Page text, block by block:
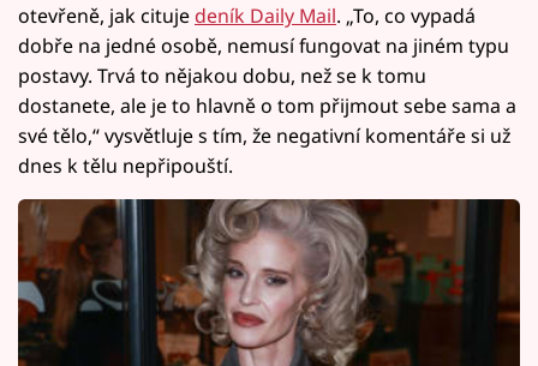
otevřeně, jak cituje deník Daily Mail. „To, co vypadá
dobře na jedné osobě, nemusí fungovat na jiném typu
postavy. Trvá to nějakou dobu, než se k tomu
dostanete, ale je to hlavně o tom přijmout sebe sama a
své tělo,“ vysvětluje s tím, že negativní komentáře si už
dnes k tělu nepřipouští.